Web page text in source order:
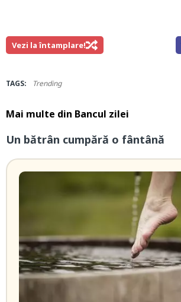
Vezi la întamplare!
TAGS: Trending
Mai multe din Bancul zilei
Un bătrân cumpără o fântână